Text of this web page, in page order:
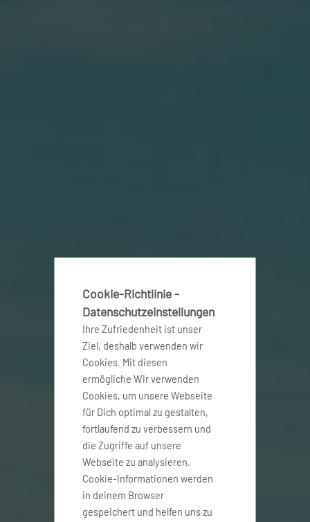
Cookie-Richtlinie -
Datenschutzeinstellungen
Ihre Zufriedenheit ist unser
Ziel, deshalb verwenden wir
Cookies. Mit diesen
ermögliche Wir verwenden
Cookies, um unsere Webseite
für Dich optimal zu gestalten,
fortlaufend zu verbessern und
die Zugriffe auf unsere
Webseite zu analysieren.
Cookie-Informationen werden
in deinem Browser
gespeichert und helfen uns zu